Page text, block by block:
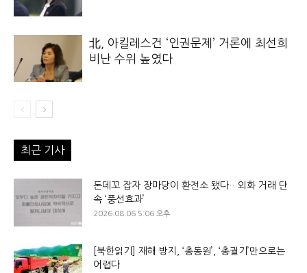
北, 아킬레스건 ‘인권문제’ 거론에 최선희
비난 수위 높였다
최근 기사
돈데꼬 잡자 장마당이 환전소 됐다…외화 거래 단
속 ‘풍선효과’
2026.08.06 5:06 오후
[북한읽기] 재해 방지, ‘총동원’, ‘총궐기’만으로는
어렵다